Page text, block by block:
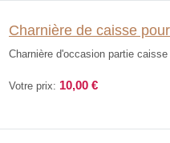
Charnière de caisse
Charnière d'occasion partie
Votre prix: 10,00 €